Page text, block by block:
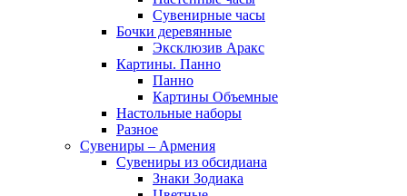
Сувенирные часы
Бочки деревянные
Эксклюзив Аракс
Картины. Панно
Панно
Картины Объемные
Настольные наборы
Разное
Сувениры – Армения
Сувениры из обсидиана
Знаки Зодиака